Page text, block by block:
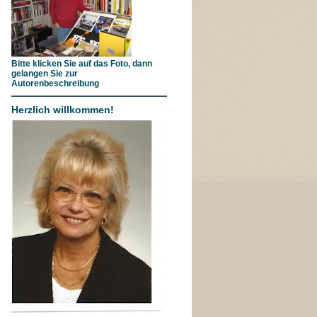
Bitte klicken Sie auf das Foto, dann
gelangen Sie zur
Autorenbeschreibung
Herzlich willkommen!